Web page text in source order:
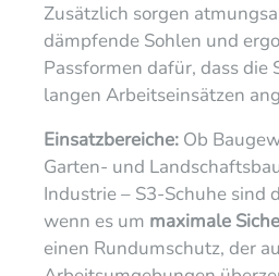
Zusätzlich sorgen
dämpfende Sohlen und
Passformen dafür, dass die
langen Arbeitseinsätzen
Einsatzbereiche: Ob
Garten- und
Industrie – S3-Schuhe sind
wenn es um maximale
einen Rundumschutz, der